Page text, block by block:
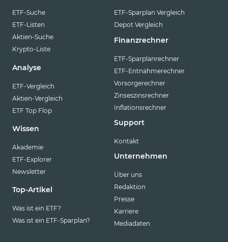
ETF-Suche
ETF-Listen
Aktien-Suche
Krypto-Liste
Analyse
ETF-Vergleich
Aktien-Vergleich
ETF Top Flop
Wissen
Akademie
ETF-Explorer
Newsletter
Top-Artikel
Was ist ein ETF?
Was ist ein ETF-Sparplan?
ETF-Sparplan Vergleich
Depot Vergleich
Finanzrechner
ETF-Sparplanrechner
ETF-Entnahmerechner
Vorsorgerechner
Zinseszinsrechner
Inflationsrechner
Support
Kontakt
Unternehmen
Über uns
Redaktion
Presse
Karriere
Mediadaten